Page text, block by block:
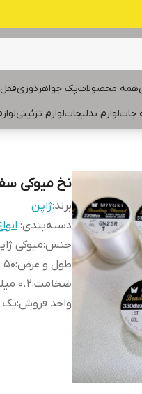
همه محصولاتپک جواهردوزیقفل
جاتلوازم بدلیجاتلوازم تزئینی
نخ میوکی
برند:ژاپن
دسته‌بندی:
جنس:میوکی
طول و عرض:۵۰ متر
ضخامت:۰.۲ میلیمتر
واحد فروش:یک